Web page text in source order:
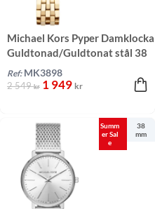
Michael Kors Pyper Damklocka
Guldtonad/Guldtonat stål 38
mm
Ref: MK3898
2 549kr 1 949 kr
Summ
er Sal
e
38
mm